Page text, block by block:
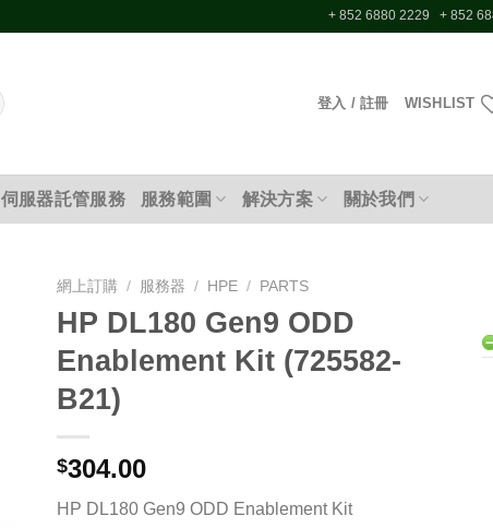
+ 852 6880 2229 + 852
登入 / 註冊 WISHLIST
伺服器託管服務 服務範圍 解決方案 關於我們
網上訂購 / 服務器 / HPE / PARTS
HP DL180 Gen9 ODD
Enablement Kit (725582-
B21)
$304.00
HP DL180 Gen9 ODD Enablement Kit